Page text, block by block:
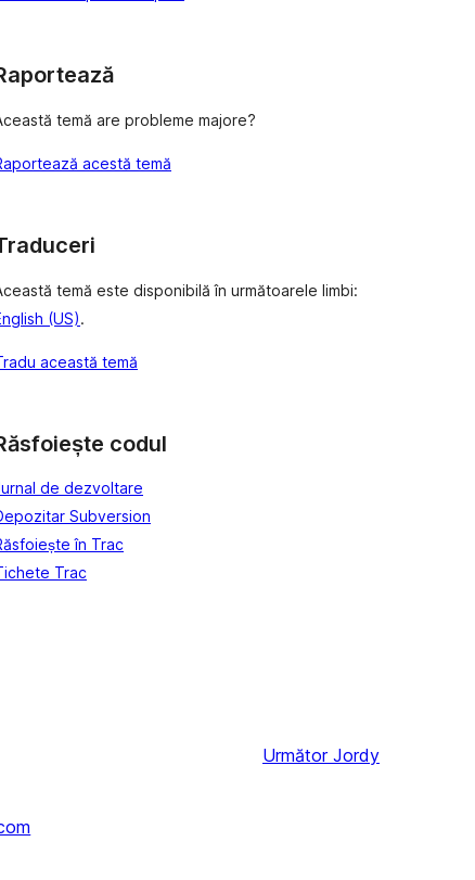
temă are probleme majore?
acestă temă
temă este disponibilă în următoarele limbi:
(US).
această temă
codul
de dezvoltare
Subversion
în Trac
Trac
Următor Jordy